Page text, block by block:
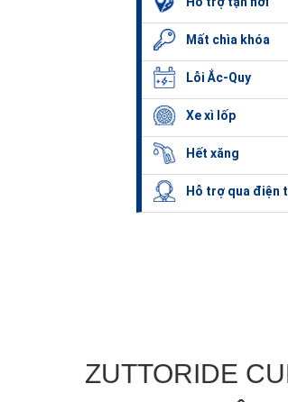
Mất chìa khóa
Lỗi Ắc-Quy
Xe xì lốp
Hết xăng
Hỗ trợ qua điện
ZUTTORIDE